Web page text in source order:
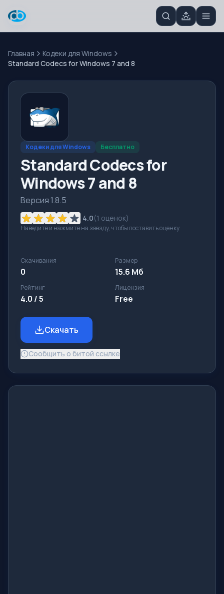
Главная
Кодеки для Windows
Standard Codecs for Windows 7 and 8
Кодеки для Windows Бесплатно
Standard Codecs for
Windows 7 and 8
Версия 1.8.5
4.0(1 оценок)
Наведите и нажмите на звезду, чтобы поставить оценку
Скачивания
0
Размер
15.6 Mб
Рейтинг
4.0 / 5
Лицензия
Free
Скачать
Сообщить о битой ссылке